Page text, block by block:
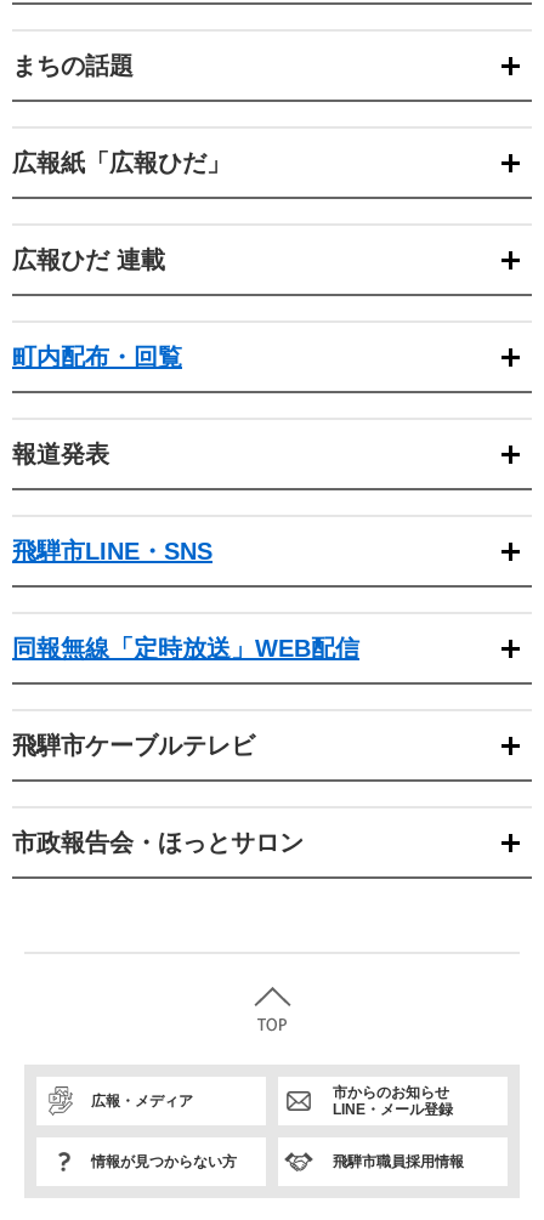
まちの話題
広報紙「広報ひだ」
広報ひだ 連載
町内配布・回覧
報道発表
飛騨市LINE・SNS
同報無線「定時放送」WEB配信
飛騨市ケーブルテレビ
市政報告会・ほっとサロン
広報・メディア
市からのお知らせ
LINE・メール登録
情報が見つからない方 飛騨市職員採用情報